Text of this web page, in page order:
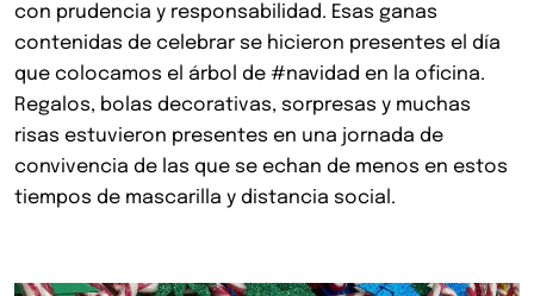
con prudencia y responsabilidad. Esas ganas
contenidas de celebrar se hicieron presentes el día
que colocamos el árbol de #navidad en la oficina.
Regalos, bolas decorativas, sorpresas y muchas
risas estuvieron presentes en una jornada de
convivencia de las que se echan de menos en estos
tiempos de mascarilla y distancia social.